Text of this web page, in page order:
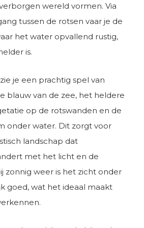
wereld vormen. Via
tussen de rotsen vaar je de
het water opvallend rustig,
is.
je een prachtig spel van
blauw van de zee, het heldere
op de rotswanden en de
onder water. Dit zorgt voor
landschap dat
met het licht en de
zonnig weer is het zicht onder
goed, wat het ideaal maakt